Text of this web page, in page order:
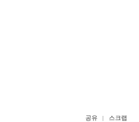
공유 스크랩